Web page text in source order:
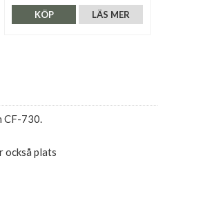
LÄS MER
KÖP
CF-730.
också plats